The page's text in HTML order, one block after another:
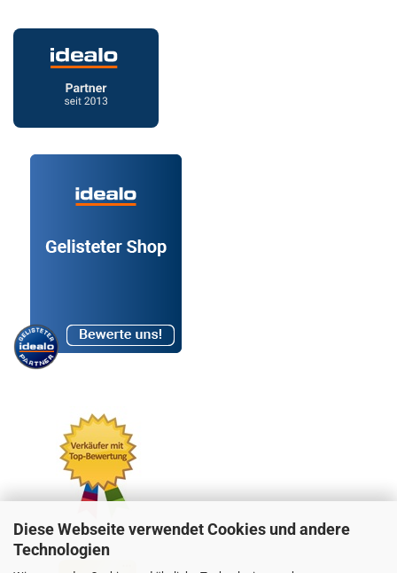
Diese Webseite verwendet Cookies und andere
Technologien